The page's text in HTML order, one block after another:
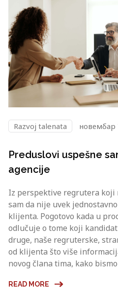
Razvoj talenata новембар
Preduslovi uspešne
agencije
Iz perspektive regrutera koji
sam da nije uvek
klijenta. Pogotovo kada u
odlučuje o tome koji
druge, naše regruterske,
od klijenta što više
novog člana tima, kako
READ MORE